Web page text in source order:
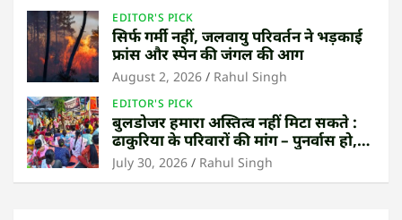
EDITOR'S PICK
सिर्फ गर्मी नहीं, जलवायु परिवर्तन ने भड़काई
फ्रांस और स्पेन की जंगल की आग
August 2, 2026 Rahul Singh
EDITOR'S PICK
बुलडोजर हमारा अस्तित्व नहीं मिटा सकते :
ढाकुरिया के परिवारों की मांग – पुनर्वास हो,
बेदखली नहीं
July 30, 2026 Rahul Singh